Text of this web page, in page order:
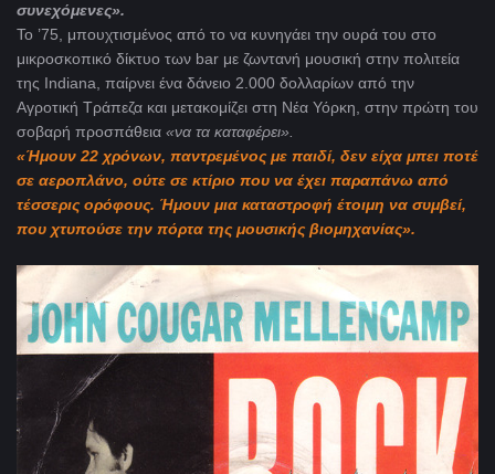
συνεχόμενες».
Το ’75, μπουχτισμένος από το να κυνηγάει την ουρά του στο
μικροσκοπικό δίκτυο των bar με ζωντανή μουσική στην πολιτεία
της Indiana, παίρνει ένα δάνειο 2.000 δολλαρίων από την
Αγροτική Τράπεζα και μετακομίζει στη Νέα Υόρκη, στην πρώτη του
σοβαρή προσπάθεια «να τα καταφέρει».
«Ήμουν 22 χρόνων, παντρεμένος με παιδί, δεν είχα μπει ποτέ
σε αεροπλάνο, ούτε σε κτίριο που να έχει παραπάνω από
τέσσερις ορόφους. Ήμουν μια καταστροφή έτοιμη να συμβεί,
που χτυπούσε την πόρτα της μουσικής βιομηχανίας».